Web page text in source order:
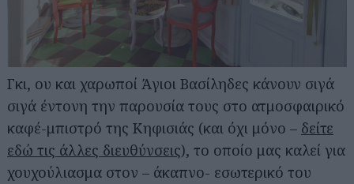
Γκι, ου και χαρωποί Άγιοι Βασίληδες κάνουν σιγά
σιγά έντονη την παρουσία τους στο ατμοσφαιρικό
καφέ-μπιστρό της Κηφισιάς (και όχι μόνο – δείτε
εδώ τις άλλες διευθύνσεις), το οποίο μας καλεί για
χουχούλιασμα στον – άκαπνο- εσωτερικό του